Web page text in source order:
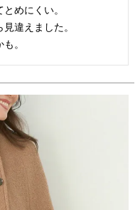
めにくい。
違えました。
。